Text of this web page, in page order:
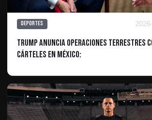
Deportes
Trump anuncia operaciones terrestres
cárteles en México: